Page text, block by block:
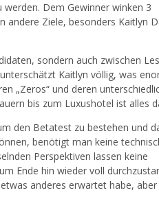
Dem Gewinner winken 3
andere Ziele, besonders Kaitlyn
sondern auch zwischen
Kaitlyn völlig, was
„Zeros“ und deren
bis zum Luxushotel ist alles
den Betatest zu bestehen und
benötigt man keine
Perspektiven lassen keine
Ende hin wieder voll
anderes erwartet habe, aber